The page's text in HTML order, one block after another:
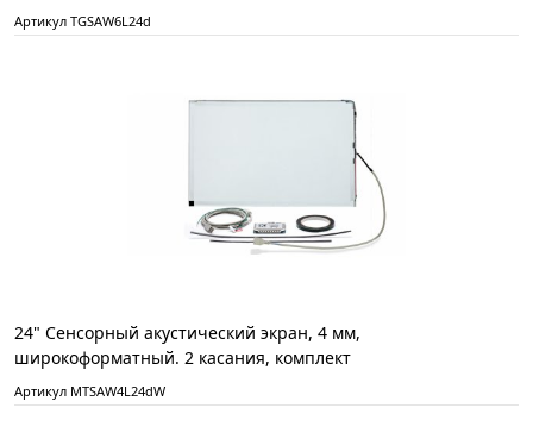
Артикул TGSAW6L24d
24" Сенсорный акустический экран, 4 мм,
широкоформатный. 2 касания, комплект
Артикул MTSAW4L24dW